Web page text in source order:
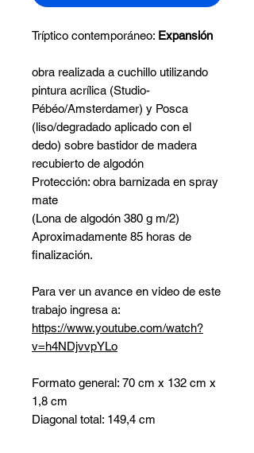
Tríptico contemporáneo: Expansión
obra realizada a cuchillo utilizando
pintura acrílica (Studio-
Pébéo/Amsterdamer) y Posca
(liso/degradado aplicado con el
dedo) sobre bastidor de madera
recubierto de algodón
Protección: obra barnizada en spray
mate
(Lona de algodón 380 g m/2)
Aproximadamente 85 horas de
finalización.
Para ver un avance en video de este
trabajo ingresa a:
https://www.youtube.com/watch?
v=h4NDjvvpYLo
Formato general: 70 cm x 132 cm x
1,8 cm
Diagonal total: 149,4 cm